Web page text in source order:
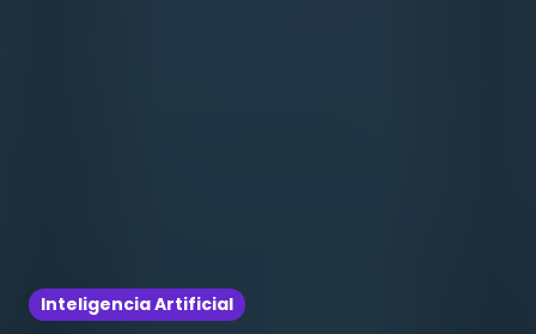
Inteligencia Artificial